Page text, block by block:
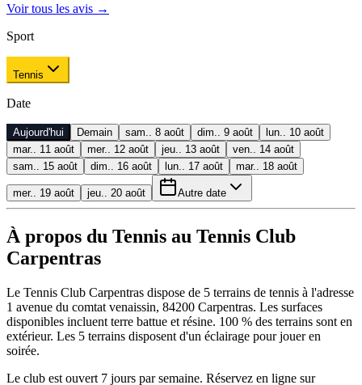
Voir tous les avis →
Sport
Tennis
Date
Aujourd'hui Demain sam.. 8 août dim.. 9 août
lun.. 10 août
mar.. 11 août
mer.. 12 août jeu.. 13 août
ven.. 14 août
sam.. 15 août
dim.. 16 août lun.. 17 août mar.. 18 août
mer.. 19 août jeu.. 20 août Autre date
À propos du Tennis au Tennis Club
Carpentras
Le Tennis Club Carpentras dispose de 5 terrains de tennis à l'adresse
1 avenue du comtat venaissin, 84200 Carpentras. Les surfaces
disponibles incluent terre battue et résine. 100 % des terrains sont en
extérieur. Les 5 terrains disposent d'un éclairage pour jouer en
soirée.
Le club est ouvert 7 jours par semaine. Réservez en ligne sur